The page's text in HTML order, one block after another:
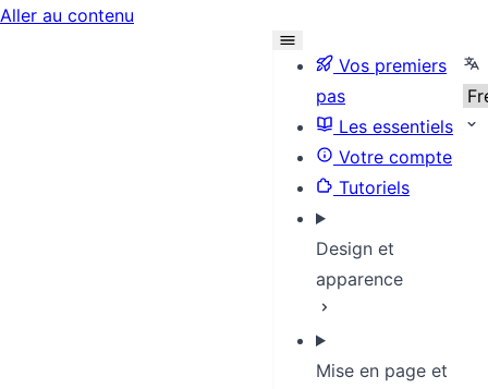
Aller au contenu
Vos premiers
pas
Les essentiels
Votre compte
Tutoriels
Design et
apparence
Mise en page et